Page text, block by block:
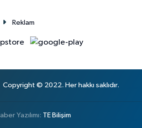
Reklam
Copyright © 2022. Her hakkı saklıdır.
Yazılımı: TE Bilişim